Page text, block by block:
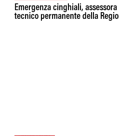
Emergenza cinghiali,
tecnico permanente della